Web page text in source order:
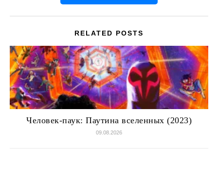
RELATED POSTS
Человек-паук: Паутина вселенных (2023)
09.08.2026